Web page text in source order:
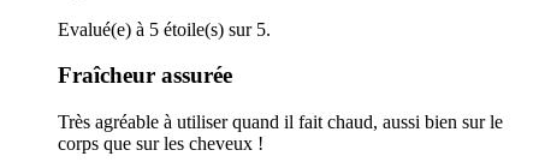
Evalué(e) à 5 étoile(s) sur 5.
Fraîcheur assurée
Très agréable à utiliser quand il fait chaud, aussi bien sur le
corps que sur les cheveux !